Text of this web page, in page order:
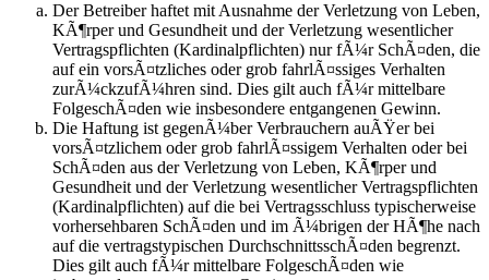
Der Betreiber haftet mit Ausnahme der Verletzung von Leben,
KÃ¶rper und Gesundheit und der Verletzung wesentlicher
Vertragspflichten (Kardinalpflichten) nur fÃ¼r SchÃ¤den, die
auf ein vorsÃ¤tzliches oder grob fahrlÃ¤ssiges Verhalten
zurÃ¼ckzufÃ¼hren sind. Dies gilt auch fÃ¼r mittelbare
FolgeschÃ¤den wie insbesondere entgangenen Gewinn.
Die Haftung ist gegenÃ¼ber Verbrauchern auÃŸer bei
vorsÃ¤tzlichem oder grob fahrlÃ¤ssigem Verhalten oder bei
SchÃ¤den aus der Verletzung von Leben, KÃ¶rper und
Gesundheit und der Verletzung wesentlicher Vertragspflichten
(Kardinalpflichten) auf die bei Vertragsschluss typischerweise
vorhersehbaren SchÃ¤den und im Ã¼brigen der HÃ¶he nach
auf die vertragstypischen DurchschnittsschÃ¤den begrenzt.
Dies gilt auch fÃ¼r mittelbare FolgeschÃ¤den wie